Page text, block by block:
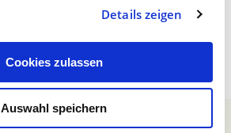
Details zeigen
Cookies zulassen
Auswahl speichern